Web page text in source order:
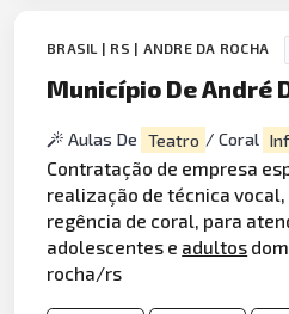
BRASIL | RS | ANDRE DA ROCHA
Município De André
Aulas De Teatro / Coral
Contratação de empresa
realização de técnica
regência de coral, para
adolescentes e adultos
rocha/rs